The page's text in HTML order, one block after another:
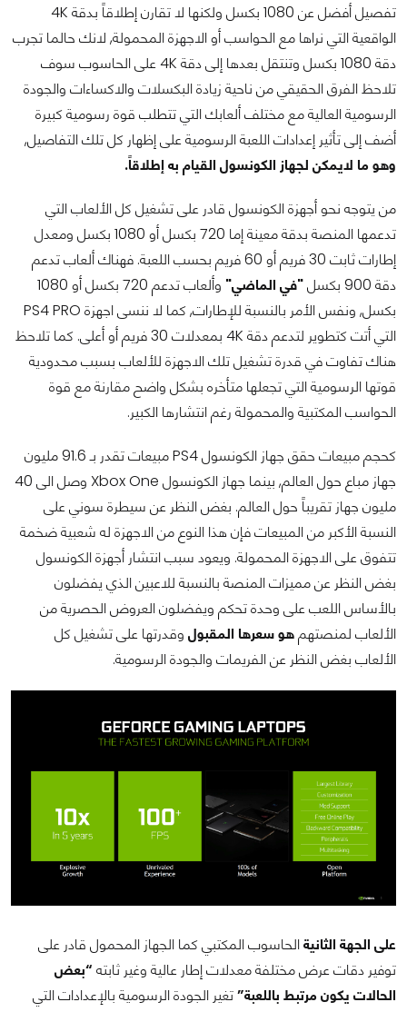
تفصيل أفضل عن 1080 بكسل ولكنها لا تقارن إطلاقاً بدقة 4K
الواقعية التي نراها مع الحواسب أو الاجهزة المحمولة, لانك حالما تجرب
دقة 1080 بكسل وتنتقل بعدها إلى دقة 4K على الحاسوب سوف
تلاحظ الفرق الحقيقي من ناحية زيادة البكسلات والاكساءات والجودة
الرسومية العالية مع مختلف ألعابك التي تتطلب قوة رسومية كبيرة
أضف إلى تأثير إعدادات اللعبة الرسومية على إظهار كل تلك التفاصيل,
وهو ما لايمكن لجهاز الكونسول القيام به إطلاقاً.
من يتوجه نحو أجهزة الكونسول قادر على تشغيل كل الألعاب التي
تدعمها المنصة بدقة معينة إما 720 بكسل أو 1080 بكسل ومعدل
إطارات ثابت 30 فريم أو 60 فريم بحسب اللعبة. فهناك ألعاب تدعم
دقة 900 بكسل
"في الماضي"
وألعاب تدعم 720 بكسل أو 1080
بكسل, ونفس الأمر بالنسبة للإطارات, كما لا ننسى اجهزة PS4 PRO
التي أتت كتطوير لتدعم دقة 4K بمعدلات 30 فريم أو أعلى. كما تلاحظ
هناك تفاوت في قدرة تشغيل تلك الاجهزة للألعاب بسبب محدودية
قوتها الرسومية التي تجعلها متأخره بشكل واضح مقارنة مع قوة
الحواسب المكتبية والمحمولة رغم انتشارها الكبير.
كحجم مبيعات حقق جهاز الكونسول PS4 مبيعات تقدر بـ 91.6 مليون
جهاز مباع حول العالم, بينما جهاز الكونسول Xbox One وصل الى 40
مليون جهاز تقريباً حول العالم. بغض النظر عن سيطرة سوني على
النسبة الأكبر من المبيعات فإن هذا النوع من الاجهزة له شعبية ضخمة
تتفوق على الاجهزة المحمولة. ويعود سبب انتشار أجهزة الكونسول
بغض النظر عن مميزات المنصة بالنسبة للاعبين الذي يفضلون
بالأساس اللعب على وحدة تحكم ويفضلون العروض الحصرية من
الألعاب لمنصتهمهو سعرها المقبول وقدرتها على تشغيل كل
الألعاب بغض النظر عن الفريمات والجودة الرسومية.
على الجهة الثانيةالحاسوب المكتبي كما الجهاز المحمول قادر على
توفير دقات عرض مختلفة معدلات إطار عالية وغير ثابته “بعض
الحالات يكون مرتبط باللعبة”تغير الجودة الرسومية بالإعدادات التي